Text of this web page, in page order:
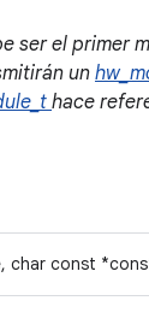
ser el primer
un
hace
char const